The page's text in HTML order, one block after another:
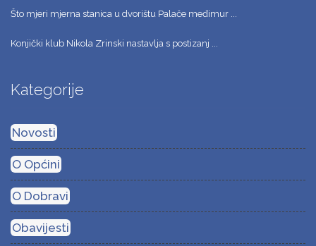
Što mjeri mjerna stanica u dvorištu Palače međimur ...
Konjički klub Nikola Zrinski nastavlja s postizanj ...
Kategorije
Novosti
O Općini
O Dobravi
Obavijesti